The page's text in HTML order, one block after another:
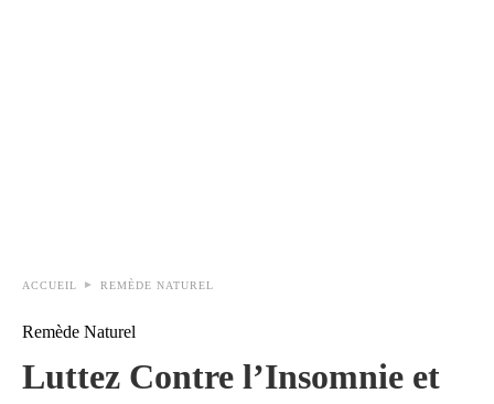
ACCUEIL REMÈDE NATUREL
Remède Naturel
Luttez Contre l’Insomnie et